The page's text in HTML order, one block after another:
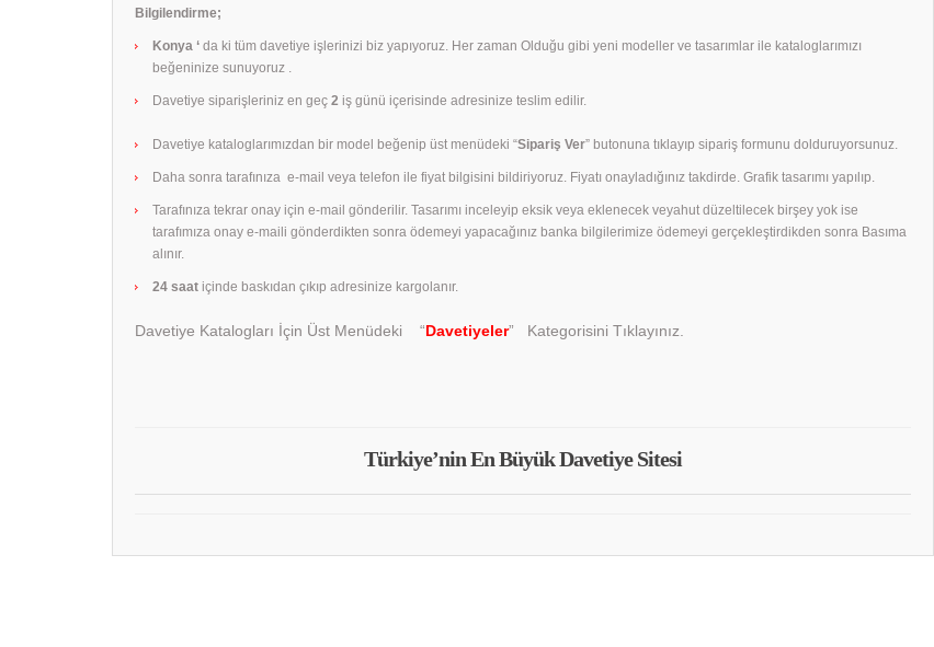
Bilgilendirme;
Konya ‘ da ki tüm davetiye işlerinizi biz yapıyoruz. Her zaman Olduğu gibi yeni modeller ve tasarımlar ile kataloglarımızı
beğeninize sunuyoruz .
Davetiye siparişleriniz en geç 2 iş günü içerisinde adresinize teslim edilir.
Davetiye kataloglarımızdan bir model beğenip üst menüdeki “Sipariş Ver” butonuna tıklayıp sipariş formunu dolduruyorsunuz.
Daha sonra tarafınıza e-mail veya telefon ile fiyat bilgisini bildiriyoruz. Fiyatı onayladığınız takdirde. Grafik tasarımı yapılıp.
Tarafınıza tekrar onay için e-mail gönderilir. Tasarımı inceleyip eksik veya eklenecek veyahut düzeltilecek birşey yok ise
tarafımıza onay e-maili gönderdikten sonra ödemeyi yapacağınız banka bilgilerimize ödemeyi gerçekleştirdikden sonra Basıma
alınır.
24 saat içinde baskıdan çıkıp adresinize kargolanır.
Davetiye Katalogları İçin Üst Menüdeki “Davetiyeler” Kategorisini Tıklayınız.
Türkiye’nin En Büyük Davetiye Sitesi